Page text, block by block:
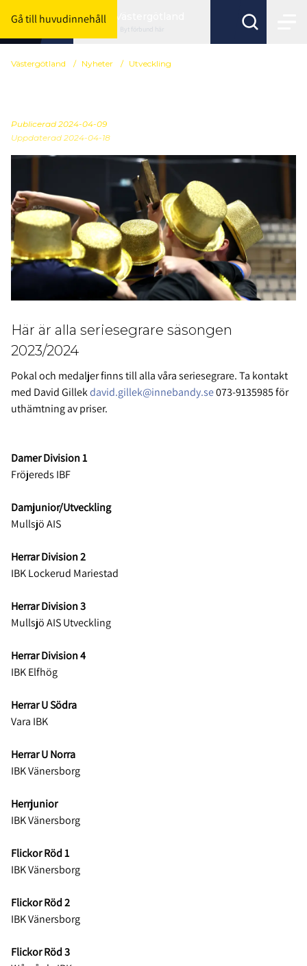
Gå till huvudinnehåll
Byt förbund här
Västergötland / Nyheter / Utveckling
Publicerad 2024-04-09
Uppdaterad 2024-04-18
Här är alla seriesegrare säsongen
2023/2024
Pokal och medaljer finns till alla våra seriesegrare. Ta kontakt
med David Gillekdavid.gillek@innebandy.se073-9135985 för
uthämtning av priser.
Damer Division 1
Fröjereds IBF
Damjunior/Utveckling
Mullsjö AIS
Herrar Division 2
IBK Lockerud Mariestad
Herrar Division 3
Mullsjö AIS Utveckling
Herrar Division 4
IBK Elfhög
Herrar U Södra
Vara IBK
Herrar U Norra
IBK Vänersborg
Herrjunior
IBK Vänersborg
Flickor Röd 1
IBK Vänersborg
Flickor Röd 2
IBK Vänersborg
Flickor Röd 3